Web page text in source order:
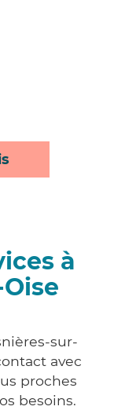
à
sur-
avec
proches
besoins.